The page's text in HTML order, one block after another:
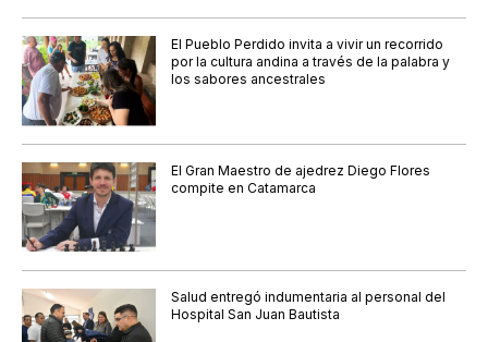
El Pueblo Perdido invita a vivir un recorrido
por la cultura andina a través de la palabra y
los sabores ancestrales
El Gran Maestro de ajedrez Diego Flores
compite en Catamarca
Salud entregó indumentaria al personal del
Hospital San Juan Bautista